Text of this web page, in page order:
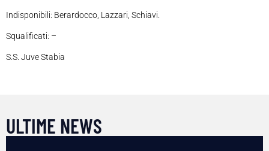
Indisponibili: Berardocco, Lazzari, Schiavi.
Squalificati: –
S.S. Juve Stabia
ULTIME NEWS